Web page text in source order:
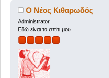
Ο Νέος Κιθαρωδός
Administrator
Εδώ είναι το σπίτι μου